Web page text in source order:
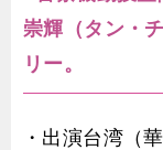
崇輝（タン・
リー。
・出演台湾（